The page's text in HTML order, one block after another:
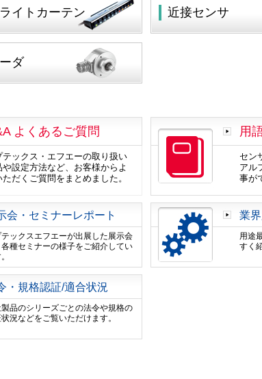
イトカーテン 近接センサ
ダ
よくあるご質問
テックス・エフエーの取り扱い
や設定方法など、お客様からよ
ただくご質問をまとめました。
用
セン
アル
事が
会・セミナーレポート
テックスエフエーが出展した展示会
種セミナーの様子をご紹介してい
業
用途
すく
・規格認証/適合状況
製品のシリーズごとの法令や規格の
況などをご覧いただけます。